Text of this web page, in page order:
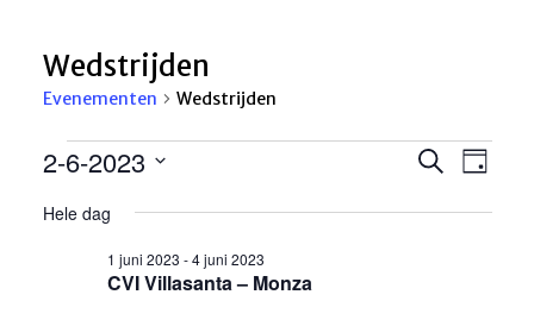
Wedstrijden
Evenementen Wedstrijden
Evenementen
in
Zoeken
Zoeken
Dag
2-6-2023
een
Hele dag
CVI Villasanta – Monza
1 juni 2023 -4 juni 2023